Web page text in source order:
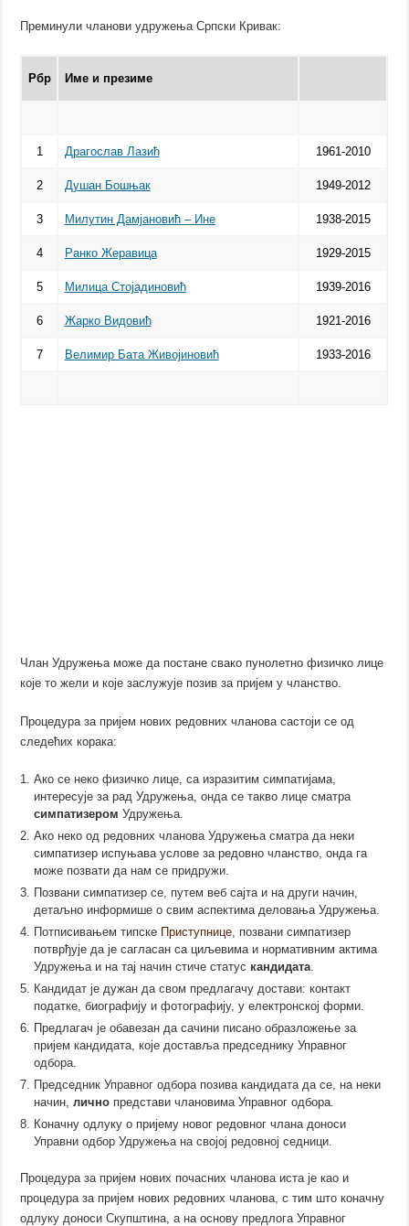
Преминули чланови удружења Српски Кривак:
Рбр Име и презиме
1 Драгослав Лазић 1961-2010
2 Душан Бошњак 1949-2012
3 Милутин Дамјановић – Ине 1938-2015
4 Ранко Жеравица 1929-2015
5 Милица Стојадиновић 1939-2016
6 Жарко Видовић 1921-2016
7 Велимир Бата Живојиновић 1933-2016
Члан Удружења може да постане свако пунолетно физичко лице
које то жели и које заслужује позив за пријем у чланство.
Процедура за пријем нових редовних чланова састоји се од
следећих корака:
Ако се неко физичко лице, са изразитим симпатијама,
интересује за рад Удружења, онда се такво лице сматра
симпатизеромУдружења.
Ако неко од редовних чланова Удружења сматра да неки
симпатизер испуњава услове за редовно чланство, онда га
може позвати да нам се придружи.
Позвани симпатизер се, путем веб сајта и на други начин,
детаљно информише о свим аспектима деловања Удружења.
Потписивањем типске Приступнице, позвани симпатизер
потврђује да је сагласан са циљевима и нормативним актима
Удружења и на тај начин стиче статус кандидата.
Кандидат је дужан да свом предлагачудостави: контакт
податке, биографију и фотографију, у електронској форми.
Предлагач је обавезан да сачини писано образложење за
пријем кандидата, које доставља председнику Управног
одбора.
Председник Управног одбора позива кандидата да се, на неки
начин,лично представи члановима Управног одбора.
Коначну одлуку о пријему новог редовног члана доноси
Управни одбор Удружења на својој редовној седници.
Процедура за пријем нових почасних чланова иста је као и
процедура за пријем нових редовних чланова, с тим што коначну
одлуку доноси Скупштина, а на основу предлога Управног